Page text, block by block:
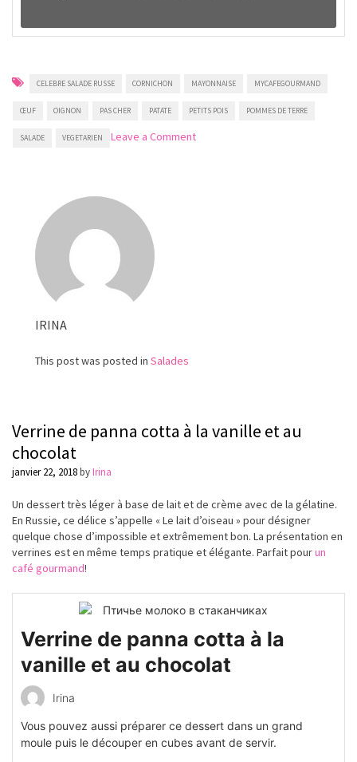
CELEBRE SALADE RUSSE CORNICHON MAYONNAISE MYCAFEGOURMAND
ŒUF OIGNON PAS CHER PATATE PETITS POIS POMMES DE TERRE
SALADE VEGETARIEN Leave a Commenton
IRINA
This post was posted in Salades
Verrine de panna cotta à la vanille et au
chocolat
janvier 22, 2018byIrina
Un dessert très léger à base de lait et de crème avec de la gélatine.
En Russie, ce délice s’appelle « Le lait d’oiseau » pour désigner
quelque chose d’impossible et extrêmement bon. La présentation en
verrines est en même temps pratique et élégante. Parfait pourun
café gourmand!
Verrine de panna cotta à la
vanille et au chocolat
Irina
Vous pouvez aussi préparer ce dessert dans un grand
moule puis le découper en cubes avant de servir.